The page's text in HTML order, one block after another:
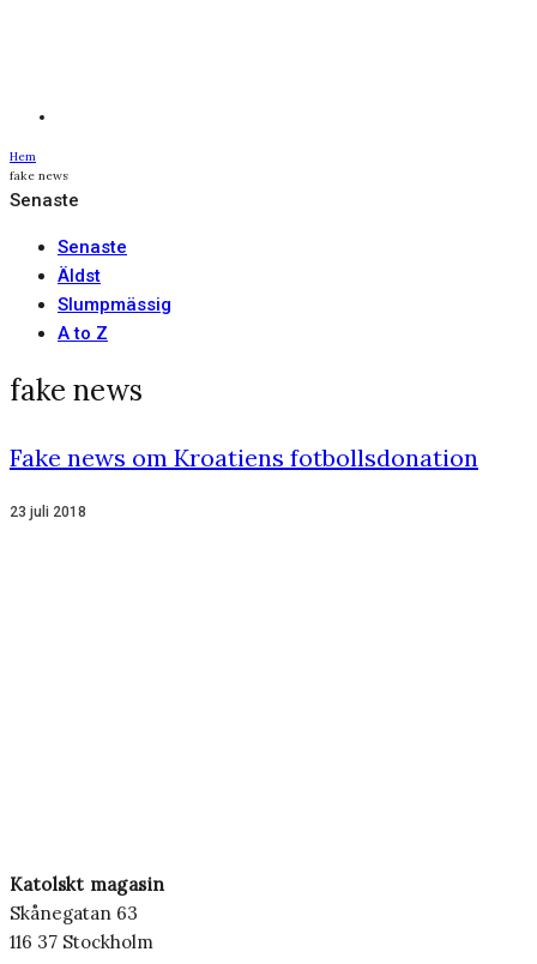
Hem
fake news
Senaste
Senaste
Äldst
Slumpmässig
A to Z
fake news
Fake news om Kroatiens fotbollsdonation
23 juli 2018
Katolskt magasin
Skånegatan 63
116 37 Stockholm